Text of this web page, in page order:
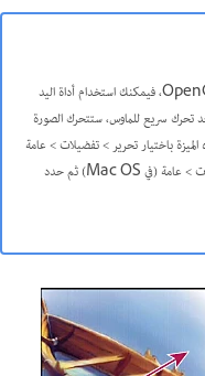
إذا كان جهاز الكمبيوتر الخاص بك يشتمل علىOpenGL، فيمكنك استخدام أداة اليد
تحرك سريع للماوس، ستتحرك الصورة
باختيار تحرير > تفضيلات > عامة
(في Windows) أو Photoshop > تفضيلات > عامة (في Mac OS) ثم حدد